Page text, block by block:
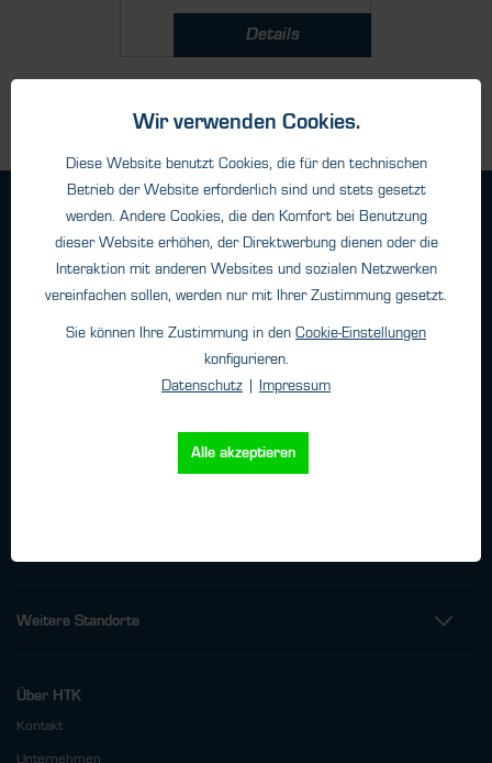
Details
Geschäftsbedingungen
Haftungsangaben
Datenschutz
Weitere Standorte
Über HTK
Kontakt
Unternehmen
Wir verwenden Cookies.
Diese Website benutzt Cookies, die für den technischen
Betrieb der Website erforderlich sind und stets gesetzt
werden. Andere Cookies, die den Komfort bei Benutzung
dieser Website erhöhen, der Direktwerbung dienen oder die
Interaktion mit anderen Websites und sozialen Netzwerken
vereinfachen sollen, werden nur mit Ihrer Zustimmung gesetzt.
Sie können Ihre Zustimmung in den Cookie-Einstellungen
konfigurieren.
Datenschutz
Impressum
Alle akzeptieren